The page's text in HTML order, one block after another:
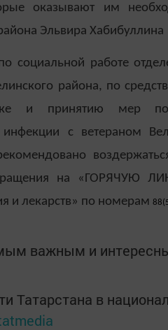
оказывают им
Эльвира Хабибуллина
социальной работе
района, по
и принятию мер по
инфекции с ветераном
на «ГОРЯЧУЮ
и лекарств» по номерам
важным и
Татарстана в